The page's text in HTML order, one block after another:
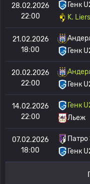
28.02.2026
22:00
Генк
K.
21.02.2026
18:00
Генк
20.02.2026
22:00
Генк
14.02.2026
22:00
Генк
Льеж
07.02.2026
18:00
Генк